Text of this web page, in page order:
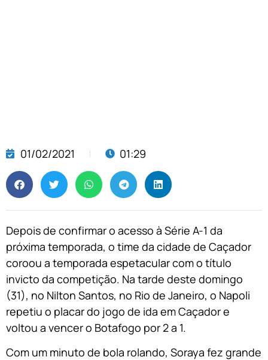
01/02/2021 01:29
Depois de confirmar o acesso à Série A-1 da
próxima temporada, o time da cidade de Caçador
coroou a temporada espetacular com o título
invicto da competição. Na tarde deste domingo
(31), no Nilton Santos, no Rio de Janeiro, o Napoli
repetiu o placar do jogo de ida em Caçador e
voltou a vencer o Botafogo por 2 a 1.
Com um minuto de bola rolando, Soraya fez grande